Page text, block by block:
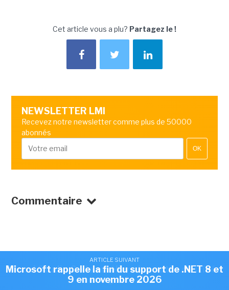
Cet article vous a plu? Partagez le !
NEWSLETTER LMI
Recevez notre newsletter comme plus de 50000
abonnés
OK
Commentaire
ARTICLE SUIVANT
Visual Studio Code améliore les outils destinés
aux agents IA
ARTICLE SUIVANT
Microsoft rappelle la fin du support de .NET 8 et
9 en novembre 2026